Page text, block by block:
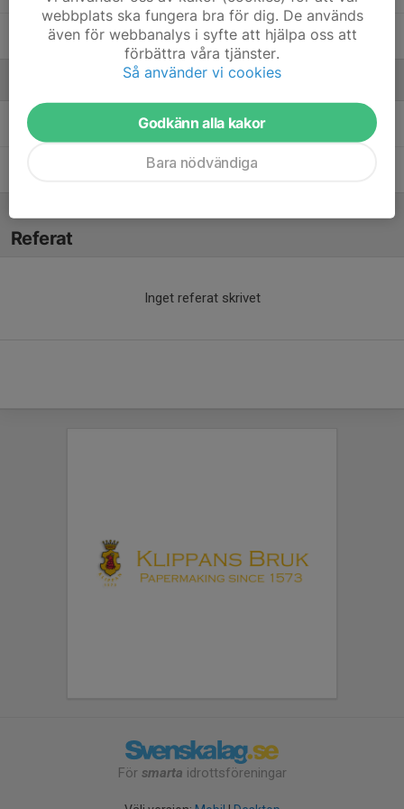
William Nilsson
Igor MilanovicTränare
Tränare
Referat
Inget referat skrivet
För smarta idrottsföreningar
webbplats ska fungera bra för dig. De används
även för webbanalys i syfte att hjälpa oss att
förbättra våra tjänster.
Så använder vi cookies
Godkänn alla kakor
Bara nödvändiga